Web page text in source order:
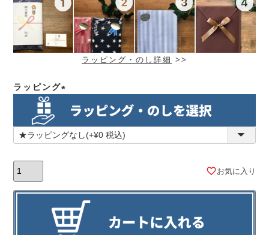
ラッピング・のし詳細 >>
ラッピング
(必
須)
お気に入り